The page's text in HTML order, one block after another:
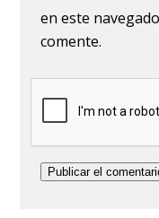
en este
comente.